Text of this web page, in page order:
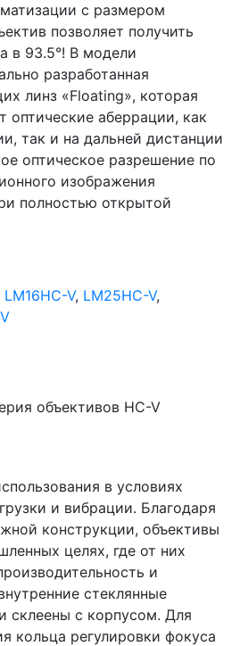
с размером
позволяет получить
в 93.5°! В модели
разработанная
линз «Floating», которая
оптические аберрации, как
так и на дальней дистанции
оптическое разрешение по
изображения
полностью открытой
LM16HC-V, LM25HC-V,
объективов HC-V
в условиях
и вибрации. Благодаря
конструкции, объективы
целях, где от них
и
стеклянные
склеены с корпусом. Для
кольца регулировки фокуса